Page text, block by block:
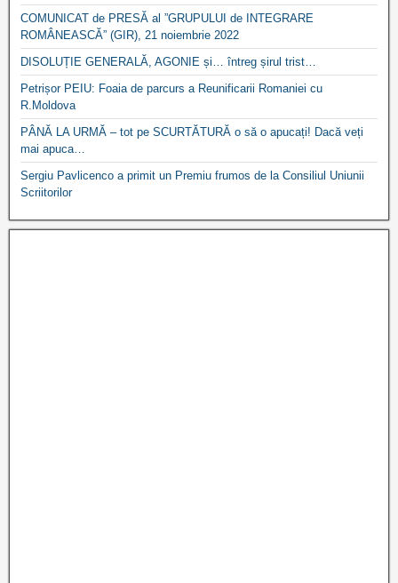
COMUNICAT de PRESĂ al ”GRUPULUI de INTEGRARE
ROMÂNEASCĂ” (GIR), 21 noiembrie 2022
DISOLUȚIE GENERALĂ, AGONIE și… întreg șirul trist…
Petrișor PEIU: Foaia de parcurs a Reunificarii Romaniei cu
R.Moldova
PÂNĂ LA URMĂ – tot pe SCURTĂTURĂ o să o apucați! Dacă veți
mai apuca…
Sergiu Pavlicenco a primit un Premiu frumos de la Consiliul Uniunii
Scriitorilor